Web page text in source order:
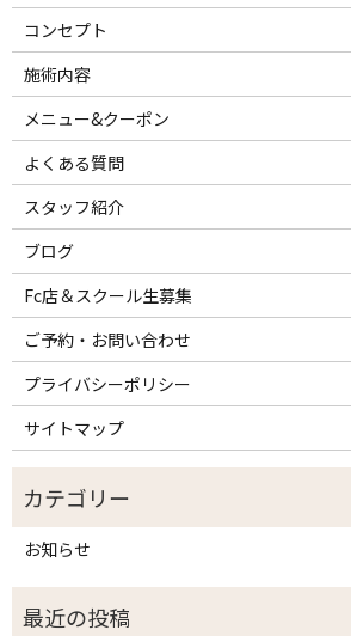
コンセプト
施術内容
メニュー&クーポン
よくある質問
スタッフ紹介
ブログ
Fc店＆スクール生募集
ご予約・お問い合わせ
プライバシーポリシー
サイトマップ
お知らせ